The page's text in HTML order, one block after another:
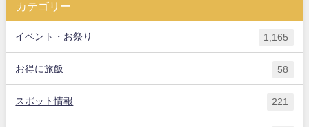
カテゴリー
イベント・お祭り 1,165
お得に旅飯 58
スポット情報 221